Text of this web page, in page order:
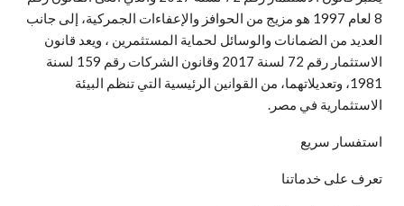
8 لعام 1997 هو مزيج من الحوافز والإعفاءات الجمركية، إلى جانب
العديد من الضمانات والوسائل لحماية المستثمرين ، ويعد قانون
الاستثمار رقم 72 لسنة 2017 وقانون الشركات رقم 159 لسنة
1981، وتعديلاتهما، من القوانين الرئيسية التي تنظم البيئة
الاستثمارية في مصر.
استفسار سريع
تعرف على خدماتنا